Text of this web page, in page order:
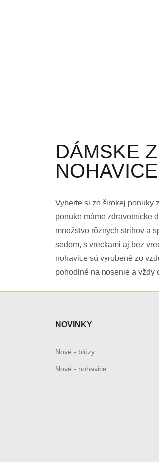
DÁMSKE
NOHAVICE
Vyberte si zo širokej ponuky
ponuke máme zdravotnícke
množstvo rôznych strihov a
sedom, s vreckami aj bez
nohavice sú vyrobené zo
pohodlné na nosenie a vždy
NOVINKY
Nové - blúzy
Nové - nohavice